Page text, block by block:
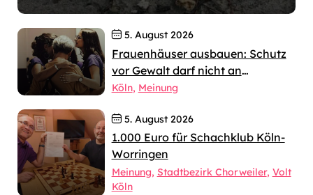
wochenlang allein gelassen werden
5. August 2026
Frauenhäuser ausbauen: Schutz
vor Gewalt darf nicht an
jahrelangen Verfahren scheitern
Köln Meinung
5. August 2026
1.000 Euro für Schachklub Köln-
Worringen
Meinung Stadtbezirk Chorweiler Volt
Köln